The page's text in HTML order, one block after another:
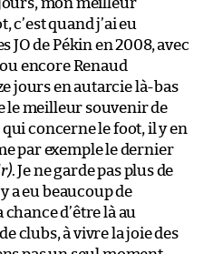
mon meilleur
c’est quand j’ai eu
JO de Pékin en 2008, avec
encore Renaud
jours en autarcie là-bas
le meilleur souvenir de
concerne le foot, il y en
par exemple le dernier
. Je ne garde pas plus de
a eu beaucoup de
d’être là au
clubs, à vivre la joie des